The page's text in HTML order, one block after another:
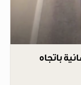
باتجاه